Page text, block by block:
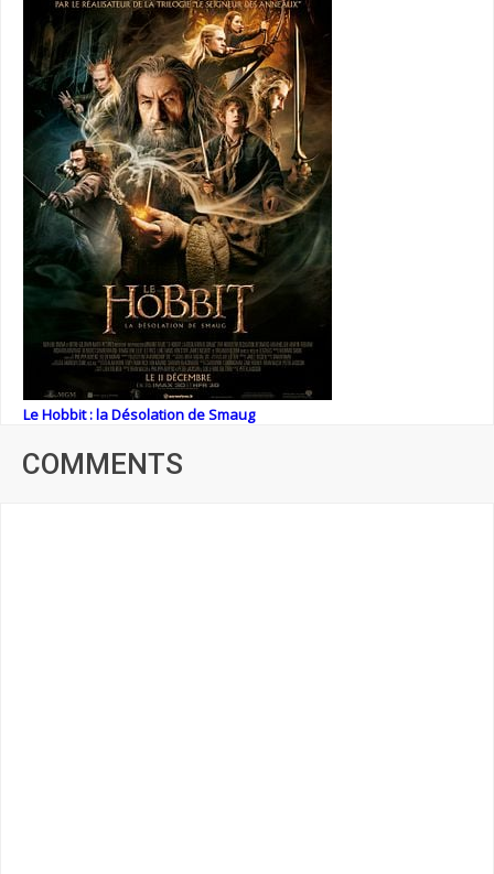
Le Hobbit : la Désolation de Smaug
COMMENTS